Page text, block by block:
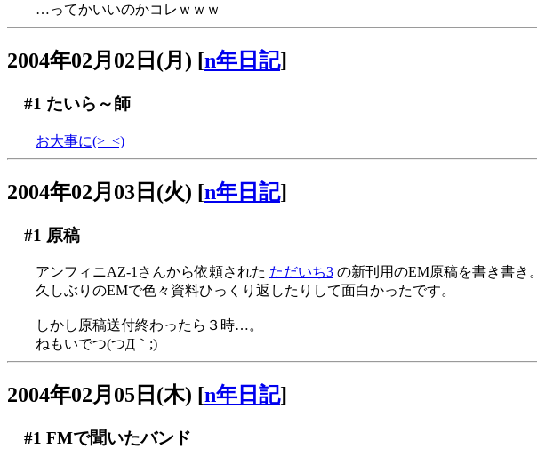
…ってかいいのかコレｗｗｗ
2004年02月02日(月) [n年日記]
#1 たいら～師
お大事に(>_<)
2004年02月03日(火) [n年日記]
#1 原稿
アンフィニAZ-1さんから依頼された ただいち3 の新刊用のEM原稿を書き書き。
久しぶりのEMで色々資料ひっくり返したりして面白かったです。
しかし原稿送付終わったら３時…。
ねもいでつ(つД｀;)
2004年02月05日(木) [n年日記]
#1 FMで聞いたバンド